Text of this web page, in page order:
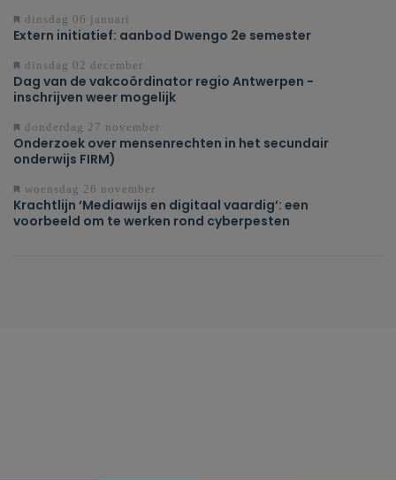
dinsdag 06 januari
Extern initiatief: aanbod Dwengo 2e semester
dinsdag 02 december
Dag van de vakcoördinator regio Antwerpen -
inschrijven weer mogelijk
donderdag 27 november
Onderzoek over mensenrechten in het secundair
onderwijs FIRM)
woensdag 26 november
Krachtlijn ‘Mediawijs en digitaal vaardig’: een
voorbeeld om te werken rond cyberpesten